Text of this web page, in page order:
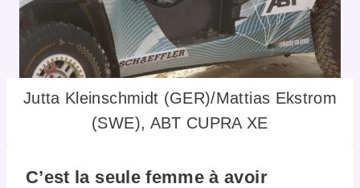
Jutta Kleinschmidt (GER)/Mattias Ekstrom
(SWE), ABT CUPRA XE
C’est la seule femme à avoir